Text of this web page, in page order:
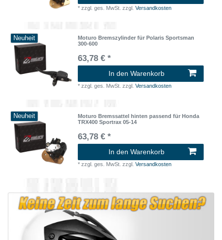
*zzgl. ges. MwSt. zzgl.Versandkosten
Neuheit
Moturo Bremszylinder für Polaris Sportsman
300-600
63,78 € *
In den Warenkorb
*zzgl. ges. MwSt. zzgl.Versandkosten
Neuheit
Moturo Bremssattel hinten passend für Honda
TRX400 Sportrax 05-14
63,78 € *
In den Warenkorb
*zzgl. ges. MwSt. zzgl.Versandkosten